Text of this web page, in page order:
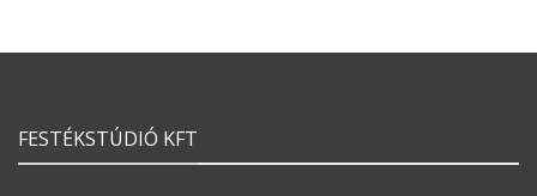
FESTÉKSTÚDIÓ KFT